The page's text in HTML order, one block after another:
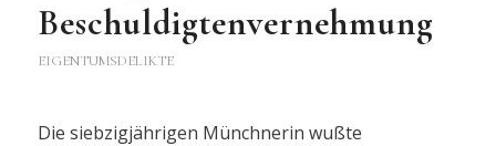
Beschuldigtenvernehmung
EIGENTUMSDELIKTE
Die siebzigjährigen Münchnerin wußte